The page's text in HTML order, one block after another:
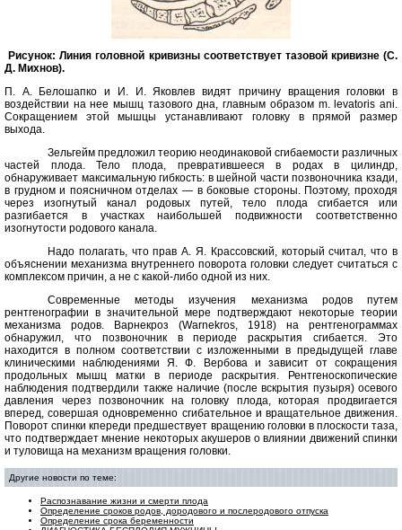
Рисунок: Линия головной кривизны соответствует тазовой кривизне (С.
Д. Михнов).
П. А. Белошапко и И. И. Яковлев видят причину вращения головки в
воздействии на нее мышц тазового дна, главным образом m. levatoris ani.
Сокращением этой мышцы устанавливают головку в прямой размер
выхода.
Зельгейм предложил теорию неодинаковой сгибаемости различных
частей плода. Тело плода, превратившееся в родах в цилиндр,
обнаруживает максимальную гибкость: в шейной части позвоночника кзади,
в грудном и поясничном отделах — в боковые стороны. Поэтому, проходя
через изогнутый канал родовых путей, тело плода сгибается или
разгибается в участках наибольшей подвижности соответственно
изогнутости родового канала.
Надо полагать, что прав А. Я. Крассовский, который считал, что в
объяснении механизма внутреннего поворота головки следует считаться с
комплексом причин, а не с какой-либо одной из них.
Современные методы изучения механизма родов путем
рентгенографии в значительной мере подтверждают некоторые теории
механизма родов. Варнекроз (Warnekros, 1918) на рентгенограммах
обнаружил, что позвоночник в периоде раскрытия сгибается. Это
находится в полном соответствии с изложенными в предыдущей главе
клиническими наблюдениями Я. Ф. Вербова и зависит от сокращения
продольных мышц матки в периоде раскрытия. Рентгеноскопические
наблюдения подтвердили также наличие (после вскрытия пузыря) осевого
давления через позвоночник на головку плода, которая продвигается
вперед, совершая одновременно сгибательное и вращательное движения.
Поворот спинки кпереди предшествует вращению головки в плоскости таза,
что подтверждает мнение некоторых акушеров о влиянии движений спинки
и туловища на механизм вращения головки.
Другие новости по теме:
Распознавание жизни и смерти плода
Определение сроков родов, дородового и послеродового отпуска
Определение срока беременности